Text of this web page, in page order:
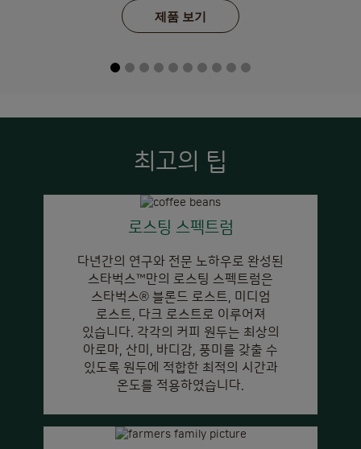
제품 보기
최고의 팁
로스팅 스펙트럼
다년간의 연구와 전문 노하우로 완성된
스타벅스™만의 로스팅 스펙트럼은
스타벅스®블론드 로스트, 미디엄
로스트, 다크 로스트로 이루어져
있습니다. 각각의 커피 원두는 최상의
아로마, 산미, 바디감, 풍미를 갖출 수
있도록 원두에 적합한 최적의 시간과
온도를 적용하였습니다.